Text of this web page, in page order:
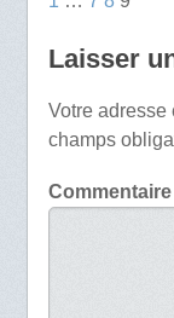
Laisser
Votre adresse
champs
Commentaire